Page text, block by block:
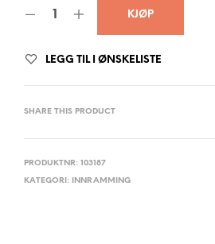
KJØP
LEGG TIL I ØNSKELISTE
SHARE THIS PRODUCT
PRODUKTNR: 103187
KATEGORI:
INNRAMMING